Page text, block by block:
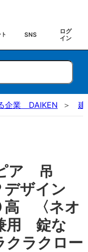
SNS
ログ
イン
企業 DAIKEN 建
ア 吊
ザイン
高 〈ネオ
用 錠な
ラクロー